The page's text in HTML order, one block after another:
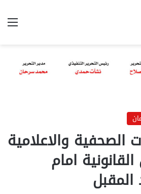
الصحفية والاعلامية
امام
المقبل